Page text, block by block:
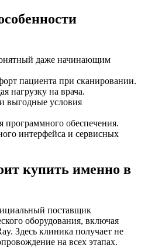
даже начинающим
пациента при сканировании.
нагрузку на врача.
выгодные условия
программного обеспечения.
интерфейса и сервисных
купить именно в
поставщик
оборудования, включая
Здесь клиника получает не
на всех этапах.